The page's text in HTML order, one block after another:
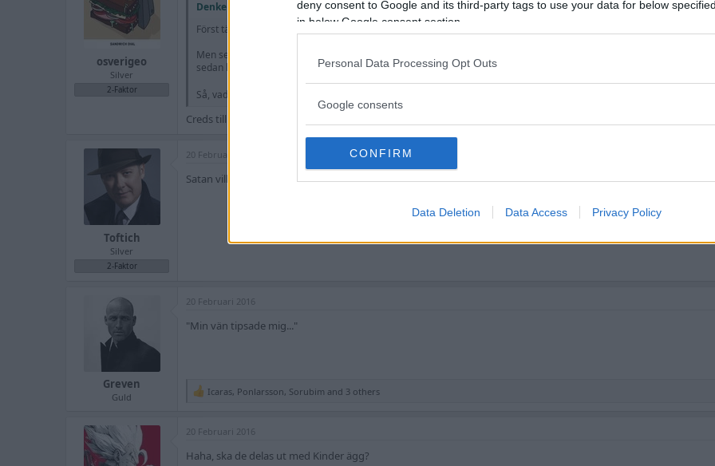
deny consent to Google and its third-party tags to use your data for below
in below Google consent section.
Personal Data Processing Opt Outs
Google consents
CONFIRM
Data Deletion Data Access Privacy Policy
osverigeo
Silver
2-Faktor
Denke skrev:
Först tänkte jag låsa tråden eftersom KS
Men sen ändrade vi oss. Vi låter tråden vara öppen en stund så att KS medlemmar får säga sitt om detta nya
sedan kommer att vara HÖGT i listan om någon googlar Leyden.
Så, vad tycker vi om Leyden watch? Flipp eller flopp?
Creds till admin! Trevlig lördag.
Toftich
Silver
2-Faktor
20 Februari 2016
Satan vilken ful liten röd visare.nej tack..
Greven
Guld
20 Februari 2016
"Min vän tipsade mig..."
R
c
i
Icaras, Ponlarsson, Sorubim and 3 others
20 Februari 2016
Haha, ska de delas ut med Kinder ägg?